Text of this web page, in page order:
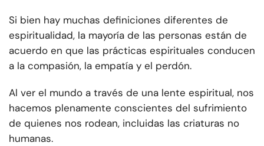
Si bien hay muchas definiciones diferentes de
espiritualidad, la mayoría de las personas están de
acuerdo en que las prácticas espirituales conducen
a la compasión, la empatía y el perdón.
Al ver el mundo a través de una lente espiritual, nos
hacemos plenamente conscientes del sufrimiento
de quienes nos rodean, incluidas las criaturas no
humanas.